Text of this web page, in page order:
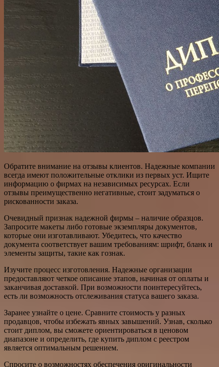
Обратите внимание на отзывы клиентов. Надежные компании
всегда имеют положительные отклики из первых уст. Ищите
информацию о фирмах на независимых ресурсах. Если
отзывы преимущественно негативные, стоит задуматься о
рискованности заказа.
Очевидный признак надежной фирмы – наличие образцов.
Запросите макеты либо готовые экземпляры документов,
которые они изготавливают. Убедитесь, что качество
документа соответствует вашим требованиям: шрифт, бланк и
элементы защиты, такие как гознак.
Изучите процесс изготовления. Надежные организации
предоставляют четкое описание этапов, начиная от оплаты и
заканчивая доставкой. При возможности поинтересуйтесь,
есть ли возможность отслеживания статуса вашего заказа.
Заранее узнайте о цене. Сравните стоимость у разных
продавцов, чтобы избежать явных завышений. Узнав, сколько
стоит диплом, вы сможете ориентироваться в ценовом
диапазоне и определить, где купить диплом с реестром
является оптимальным решением.
Спросите о возможностях обеспечения оригинальности